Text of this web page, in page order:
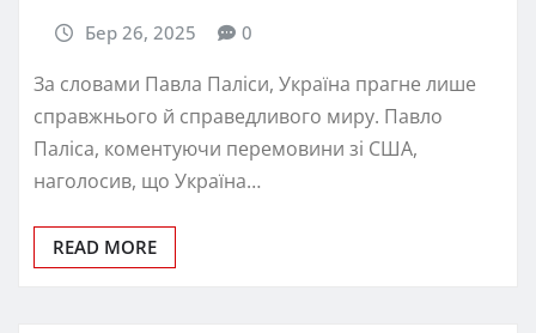
Бер 26, 2025 0
За словами Павла Паліси, Україна прагне лише
справжнього й справедливого миру. Павло
Паліса, коментуючи перемовини зі США,
наголосив, що Україна…
READ MORE